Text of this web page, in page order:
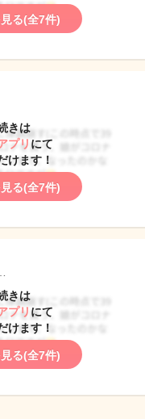
る(全7件)
きは
プリ にて
けます！
る(全7件)
きは
プリ にて
けます！
る(全7件)